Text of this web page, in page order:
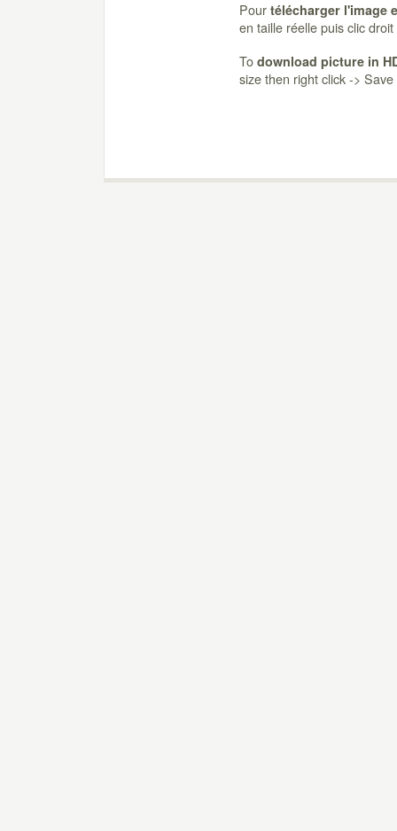
Pour télécharger l'image
en taille réelle puis clic
To download picture in
size then right click ->